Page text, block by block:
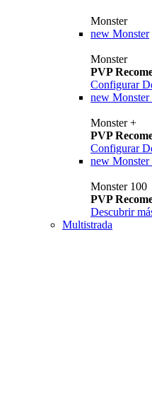
Monster
new Monster
Monster
PVP
Configurar
new Monster
Monster +
PVP
Configurar
new Monster
Monster 100
PVP
Descubrir
Multistrada